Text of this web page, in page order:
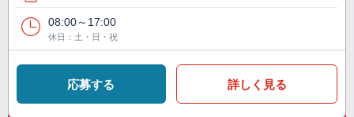
08:00～17:00
休日：土・日・祝
応募する 詳しく見る